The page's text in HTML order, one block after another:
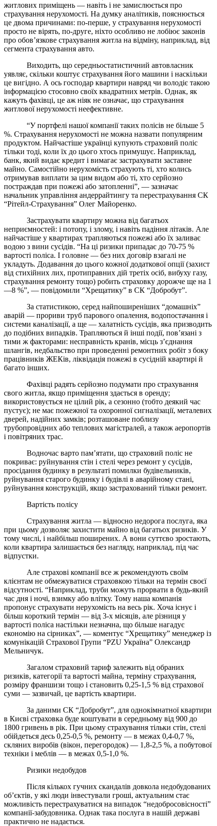
житлових приміщень — навіть і не замислюється про
страхування нерухомості. На думку аналітиків, пояснюється
це двома причинами: по-перше, у страхування нерухомості
просто не вірять, по-друге, ніхто особливо не лобіює законів
про обов’язкове страхування житла на відміну, наприклад, від
сегмента страхування авто.
Виходить, що середньостатистичний автовласник
уявляє, скільки коштує страхування його машини і наскільки
це вигідно. А ось господар квартири навряд чи володіє такою
інформацією стосовно своїх квадратних метрів. Однак, як
кажуть фахівці, це аж ніяк не означає, що страхування
житлової нерухомості неефективне.
“У портфелі нашої компанії таких полісів не більше 5
%. Страхування нерухомості не можна назвати популярним
продуктом. Найчастіше українці купують страховий поліс
тільки тоді, коли їх до цього хтось примушує. Наприклад,
банк, який видає кредит і вимагає застрахувати заставне
майно. Самостійно нерухомість страхують ті, хто колись
отримував виплати за цим видом або ті, хто серйозно
постраждав при пожежі або затопленні”, — зазначає
начальник управління андеррайтингу та перестрахування СК
“Рітейл-Страхування” Олег Майоренко.
Застрахувати квартиру можна від багатьох
неприємностей: і потопу, і злому, і навіть падіння літаків. Але
найчастіше у квартирах трапляються пожежі або їх заливає
водою з вини сусідів. “На ці ризики припадає до 70-75 %
вартості поліса. І головне — без них договір взагалі не
укладуть. Додавання до цього кожної додаткової опції (захист
від стихійних лих, протиправних дій третіх осіб, вибуху газу,
страхування ремонту тощо) робить страховку дорожче ще на 1
—8 %”, — повідомили “Хрещатику” в СК “Добробут”.
За статистикою, серед найпоширеніших “домашніх”
аварій — прориви труб парового опалення, водопостачання і
системи каналізації, а ще — халатність сусідів, яка призводить
до подібних випадків. Трапляються й інші події, пов’язані з
тими ж факторами: несправність кранів, місць з’єднання
шлангів, недбальство при проведенні ремонтних робіт з боку
працівників ЖЕКів, ліквідація пожежі в сусідній квартирі й
багато інших.
Фахівці радять серйозно подумати про страхування
свого житла, якщо приміщення здається в оренду;
використовується не цілий рік, а сезонно (тобто деякий час
пустує); не має пожежної та охоронної сигналізації, металевих
дверей, надійних замків; розташоване поблизу
трубопровідних або теплових магістралей, а також аеропортів
і повітряних трас.
Водночас варто пам’ятати, що страховий поліс не
покриває: руйнування стін і стелі через ремонт у сусідів,
просідання будинку в результаті помилки будівельників,
руйнування старого будинку і будівлі в аварійному стані,
руйнування конструкцій, якщо застрахований тільки ремонт.
Вартість полісу
Страхування житла — відносно недорога послуга, яка
при цьому дозволяє захистити майно від багатьох ризиків. У
тому числі, і найбільш поширених. А вони суттєво зростають,
коли квартира залишається без нагляду, наприклад, під час
відпустки.
Але страхові компанії все ж рекомендують своїм
клієнтам не обмежуватися страховкою тільки на термін своєї
відсутності. “Наприклад, труби можуть прорвати в будь-який
час дня і ночі, взимку або влітку. Тому наша компанія
пропонує страхувати нерухомість на весь рік. Хоча існує і
більш короткий термін — від 3-х місяців, але різниця у
вартості поліса настільки незначна, що більше нагадує
економію на сірниках”, — коментує “Хрещатику” менеджер із
комунікацій Страхової Групи “PZU Україна” Олександр
Мельничук.
Загалом страховий тариф залежить від обраних
ризиків, категорії та вартості майна, терміну страхування,
розміру франшизи тощо і становить 0,25-1,5 % від страхової
суми — зазвичай, це вартість квартири.
За даними СК “Добробут”, для однокімнатної квартири
в Києві страховка буде коштувати в середньому від 900 до
1800 гривень в рік. При цьому страхування тільки стін, стелі
обійдеться десь 0,25-0,5 %, ремонту — в межах 0,4-0,7 %,
скляних виробів (вікон, перегородок) — 1,8-2,5 %, а побутової
техніки і меблів — в межах 0,5-1,0 %.
Ризики недобудов
Після кількох гучних скандалів довкола недобудованих
об’єктів, у які люди інвестували гроші, актуальним стає
можливість перестрахуватися на випадок “недобросовісності”
компанії-забудовника. Однак така послуга в нашій державі
практично не надається.